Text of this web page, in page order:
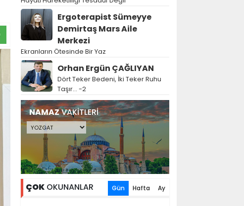
Ergoterapist Sümeyye
Demirtaş Mars Aile
Merkezi
Ekranların Ötesinde Bir Yaz
Orhan Ergün ÇAĞLIYAN
Dört Teker Bedeni, İki Teker Ruhu
Taşır… -2
NAMAZVAKİTLERİ
ÇOKOKUNANLAR Gün Hafta Ay